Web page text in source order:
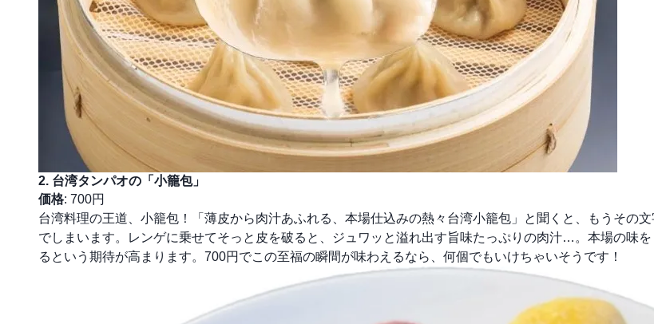
2. 台湾タンパオの「小籠包」
価格: 700円
台湾料理の王道、小籠包！「薄皮から肉汁あふれる、本場仕込みの熱々台湾小籠包」と聞くと、もうその
でしまいます。レンゲに乗せてそっと皮を破ると、ジュワッと溢れ出す旨味たっぷりの肉汁…。本場の味
るという期待が高まります。700円でこの至福の瞬間が味わえるなら、何個でもいけちゃいそうです！